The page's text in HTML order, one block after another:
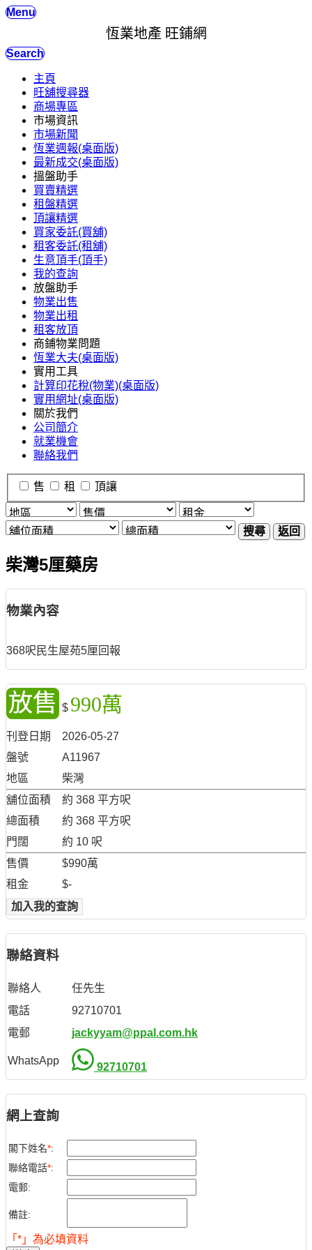
Menu
恆業地產 旺鋪網
Search
主頁
旺舖搜尋器
商場專區
市場資訊
市場新聞
恆業週報(桌面版)
最新成交(桌面版)
搵盤助手
買賣精選
租盤精選
頂讓精選
買家委託(買舖)
租客委託(租舖)
生意頂手(頂手)
我的查詢
放盤助手
物業出售
物業出租
租客放頂
商鋪物業問題
恆業大夫(桌面版)
實用工具
計算印花稅(物業)(桌面版)
實用網址(桌面版)
關於我們
公司簡介
就業機會
聯絡我們
售 租 頂讓
搜尋 返回
柴灣5厘藥房
物業內容
368呎民生屋苑5厘回報
放售 $ 990萬
刊登日期
2026-05-27
盤號
A11967
地區
柴灣
舖位面積
約 368 平方呎
總面積
約 368 平方呎
門闊
約 10 呎
售價
$990萬
租金
$-
加入我的查詢
聯絡資料
聯絡人
任先生
電話
92710701
電郵
jackyyam@ppal.com.hk
WhatsApp
92710701
網上查詢
閣下姓名*:
聯絡電話*:
電郵:
備註:
「*」為必填資料